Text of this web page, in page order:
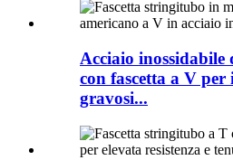
Acciaio
con fascetta a V per
gravosi...